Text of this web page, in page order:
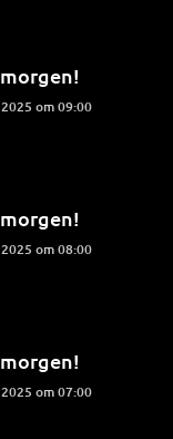
om 09:00
om 08:00
om 07:00